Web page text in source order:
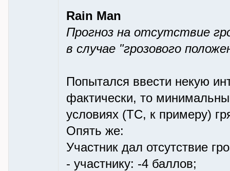
Rain Man
Прогноз на отсутствие
в случае "грозового
Попытался ввести некую
фактически, то
условиях (ТС, к примеру)
Опять же:
Участник дал отсутствие
- участнику: -4 баллов;